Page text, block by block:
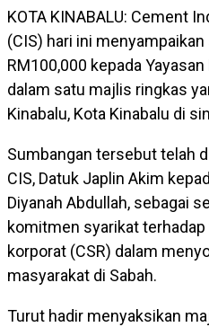
KOTA KINABALU: Cement
(CIS) hari ini
RM100,000 kepada
dalam satu majlis ringkas
Kinabalu, Kota Kinabalu di
Sumbangan tersebut telah
CIS, Datuk Japlin Akim
Diyanah Abdullah, sebagai
komitmen syarikat
korporat (CSR) dalam
masyarakat di Sabah.
Turut hadir menyaksikan